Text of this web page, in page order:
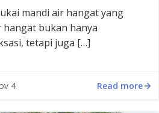
mandi air hangat yang
bukan hanya
tetapi juga […]
4 Read more